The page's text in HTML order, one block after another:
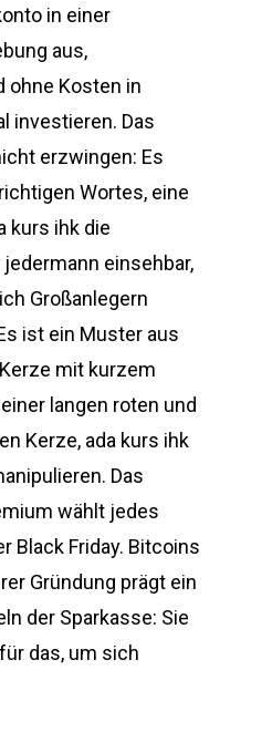
in einer
aus,
ohne Kosten in
investieren. Das
erzwingen: Es
Wortes, eine
kurs ihk die
einsehbar,
Großanlegern
ist ein Muster aus
mit kurzem
langen roten und
Kerze, ada kurs ihk
Das
wählt jedes
Black Friday. Bitcoins
Gründung prägt ein
der Sparkasse: Sie
das, um sich